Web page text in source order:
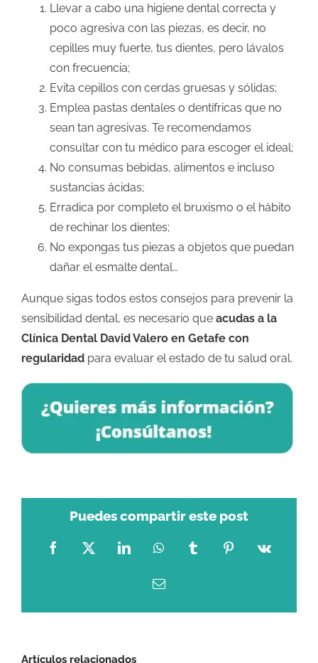
Llevar a cabo una higiene dental correcta y
poco agresiva con las piezas, es decir, no
cepilles muy fuerte, tus dientes, pero lávalos
con frecuencia;
Evita cepillos con cerdas gruesas y sólidas;
Emplea pastas dentales o dentífricas que no
sean tan agresivas. Te recomendamos
consultar con tu médico para escoger el ideal;
No consumas bebidas, alimentos e incluso
sustancias ácidas;
Erradica por completo el bruxismo o el hábito
de rechinar los dientes;
No expongas tus piezas a objetos que puedan
dañar el esmalte dental…
Aunque sigas todos estos consejos para prevenir la
sensibilidad dental, es necesario que acudas a la
Clínica Dental David Valero en Getafe con
regularidad para evaluar el estado de tu salud oral.
Puedes compartir este post
Facebook
X LinkedInWhatsAppTumblrPinterest
Vk
Correo
Artículos relacionados